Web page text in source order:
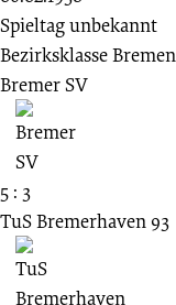
Spieltag unbekannt
Bezirksklasse Bremen
Bremer SV
5 : 3
TuS Bremerhaven 93